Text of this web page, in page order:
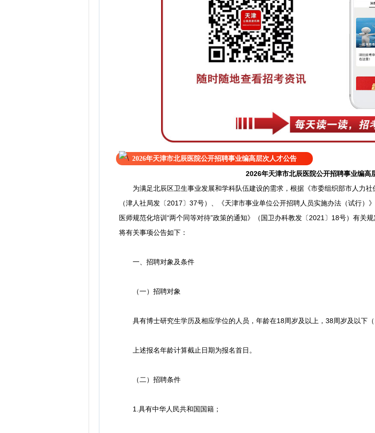
2026年天津市北辰医院公开招聘事业编高层次人才公告
2026年天津市北辰医院公开招聘事业编高
为满足北辰区卫生事业发展和学科队伍建设的需求，根据《市委组织部市人力社
（津人社局发〔2017〕37号）、《天津市事业单位公开招聘人员实施办法（试行
医师规范化培训“两个同等对待”政策的通知》（国卫办科教发〔2021〕18号）有关
将有关事项公告如下：
一、招聘对象及条件
（一）招聘对象
具有博士研究生学历及相应学位的人员，年龄在18周岁及以上，38周岁及以下（
上述报名年龄计算截止日期为报名首日。
（二）招聘条件
1.具有中华人民共和国国籍；